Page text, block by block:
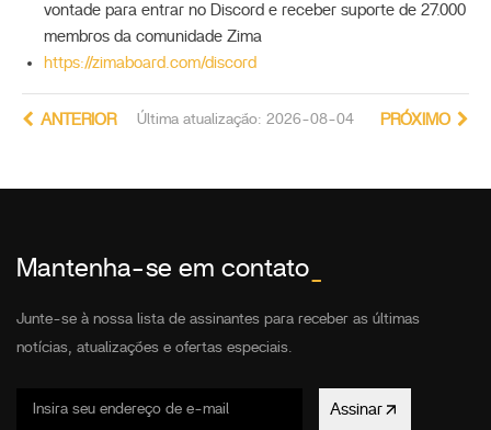
vontade para entrar no Discord e receber suporte de 27.000
membros da comunidade Zima
https://zimaboard.com/discord
Última atualização: 2026-08-04
ANTERIOR PRÓXIMO
Mantenha-se em contato
Junte-se à nossa lista de assinantes para receber as últimas
notícias, atualizações e ofertas especiais.
Assinar